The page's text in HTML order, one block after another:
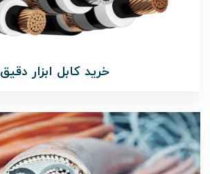
خرید کابل ابزار دقیق